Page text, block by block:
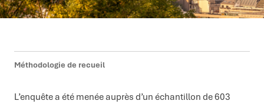
Méthodologie de recueil
L’enquête a été menée auprès d’un échantillon de 603